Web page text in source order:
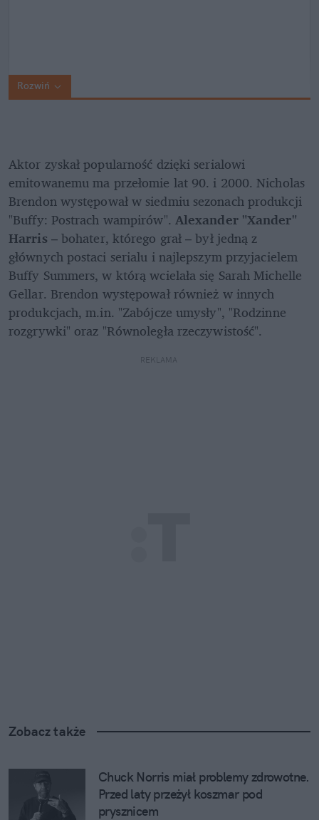
Rozwiń
Aktor zyskał popularność dzięki serialowi
emitowanemu ma przełomie lat 90. i 2000. Nicholas
Brendon występował w siedmiu sezonach produkcji
"Buffy: Postrach wampirów". Alexander "Xander"
Harris – bohater, którego grał – był jedną z
głównych postaci serialu i najlepszym przyjacielem
Buffy Summers, w którą wcielała się Sarah Michelle
Gellar. Brendon występował również w innych
produkcjach, m.in. "Zabójcze umysły", "Rodzinne
rozgrywki" oraz "Równoległa rzeczywistość".
REKLAMA
Zobacz także
Chuck Norris miał problemy zdrowotne.
Przed laty przeżył koszmar pod
prysznicem